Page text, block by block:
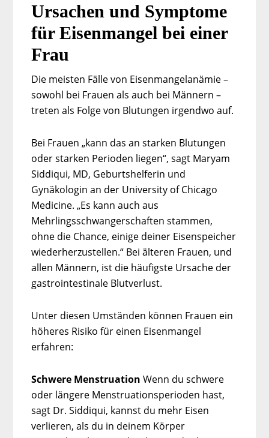
Ursachen und Symptome
für Eisenmangel bei einer
Frau
Die meisten Fälle von Eisenmangelanämie –
sowohl bei Frauen als auch bei Männern –
treten als Folge von Blutungen irgendwo auf.
Bei Frauen „kann das an starken Blutungen
oder starken Perioden liegen“, sagt Maryam
Siddiqui, MD, Geburtshelferin und
Gynäkologin an der University of Chicago
Medicine. „Es kann auch aus
Mehrlingsschwangerschaften stammen,
ohne die Chance, einige deiner Eisenspeicher
wiederherzustellen.“ Bei älteren Frauen, und
allen Männern, ist die häufigste Ursache der
gastrointestinale Blutverlust.
Unter diesen Umständen können Frauen ein
höheres Risiko für einen Eisenmangel
erfahren:
Schwere Menstruation Wenn du schwere
oder längere Menstruationsperioden hast,
sagt Dr. Siddiqui, kannst du mehr Eisen
verlieren, als du in deinem Körper